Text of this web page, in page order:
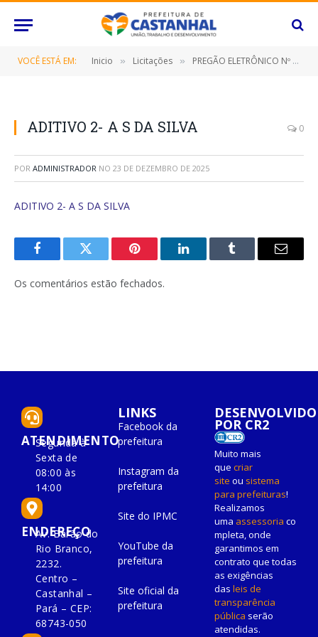
VOCÊ ESTÁ EM: Inicio » Licitações » PREGÃO ELETRÔNICO Nº 064/2021 (CONTRATAÇÃO DE EMPRESA ESPECIALIZADA PARA PRESTAÇÃO DE SERVIÇOS DE TRANSPORTE ESCOLAR PARA ALUNOS EM ZONEAMENTO RURAL DA REDE MUNICIPAL E ESTADUAL DE ENSINO)
ADITIVO 2- A S DA SILVA 0
POR ADMINISTRADOR NO 23 DE DEZEMBRO DE 2025
ADITIVO 2- A S DA SILVA
FacebookTwitter Pinterest O
Tumblr
E-
Os comentários estão fechados.
ATENDIMENTO
Segunda à
Sexta de
08:00 às
14:00
ENDEREÇO
Av. Barão do
Rio Branco,
2232.
Centro –
Castanhal –
Pará – CEP:
68743-050
LINKS
Facebook da
prefeitura
Instagram da
prefeitura
Site do IPMC
YouTube da
prefeitura
Site oficial da
prefeitura
DESENVOLVIDO
POR CR2
Muito mais
que criar
site ou sistema
para prefeituras!
Realizamos
uma assessoria co
mpleta, onde
garantimos em
contrato que todas
as exigências
das leis de
transparência
pública serão
atendidas.